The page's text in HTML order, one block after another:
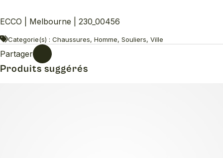
ECCO | Melbourne | 230_00456
Categorie(s) : Chaussures, Homme, Souliers, Ville
Partager
Produits suggérés